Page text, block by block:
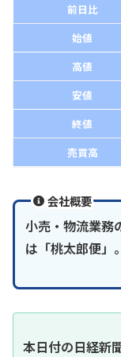
前日比
始値
高値
安値
終値
売買高
会社概要
小売・物流業務
は「桃太郎便」。
本日付の日経新